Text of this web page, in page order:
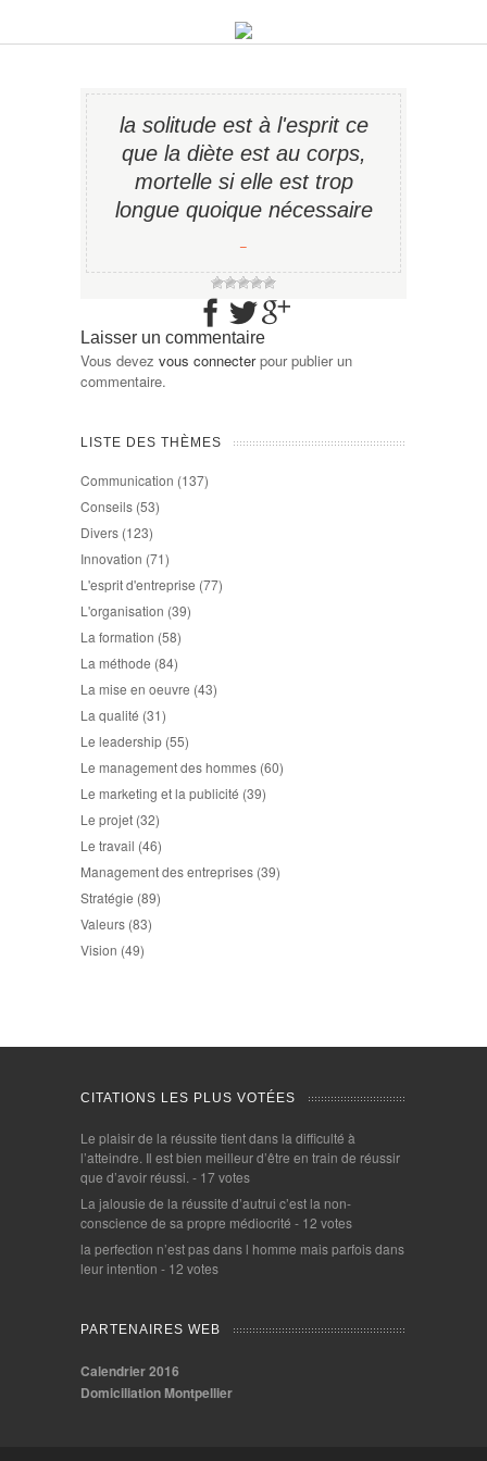
la solitude est à l'esprit ce
que la diète est au corps,
mortelle si elle est trop
longue quoique nécessaire
−
Laisser un commentaire
Vous devez vous connecterpour publier un
commentaire.
LISTE DES THÈMES
Communication (137)
Conseils (53)
Divers (123)
Innovation (71)
L'esprit d'entreprise (77)
L'organisation (39)
La formation (58)
La méthode (84)
La mise en oeuvre (43)
La qualité (31)
Le leadership (55)
Le management des hommes (60)
Le marketing et la publicité (39)
Le projet (32)
Le travail (46)
Management des entreprises (39)
Stratégie (89)
Valeurs (83)
Vision (49)
CITATIONS LES PLUS VOTÉES
Le plaisir de la réussite tient dans la difficulté à
l’atteindre. Il est bien meilleur d’être en train de réussir
que d’avoir réussi. - 17 votes
La jalousie de la réussite d’autrui c’est la non-
conscience de sa propre médiocrité - 12 votes
la perfection n’est pas dans l homme mais parfois dans
leur intention - 12 votes
PARTENAIRES WEB
Calendrier 2016
Domiciliation Montpellier